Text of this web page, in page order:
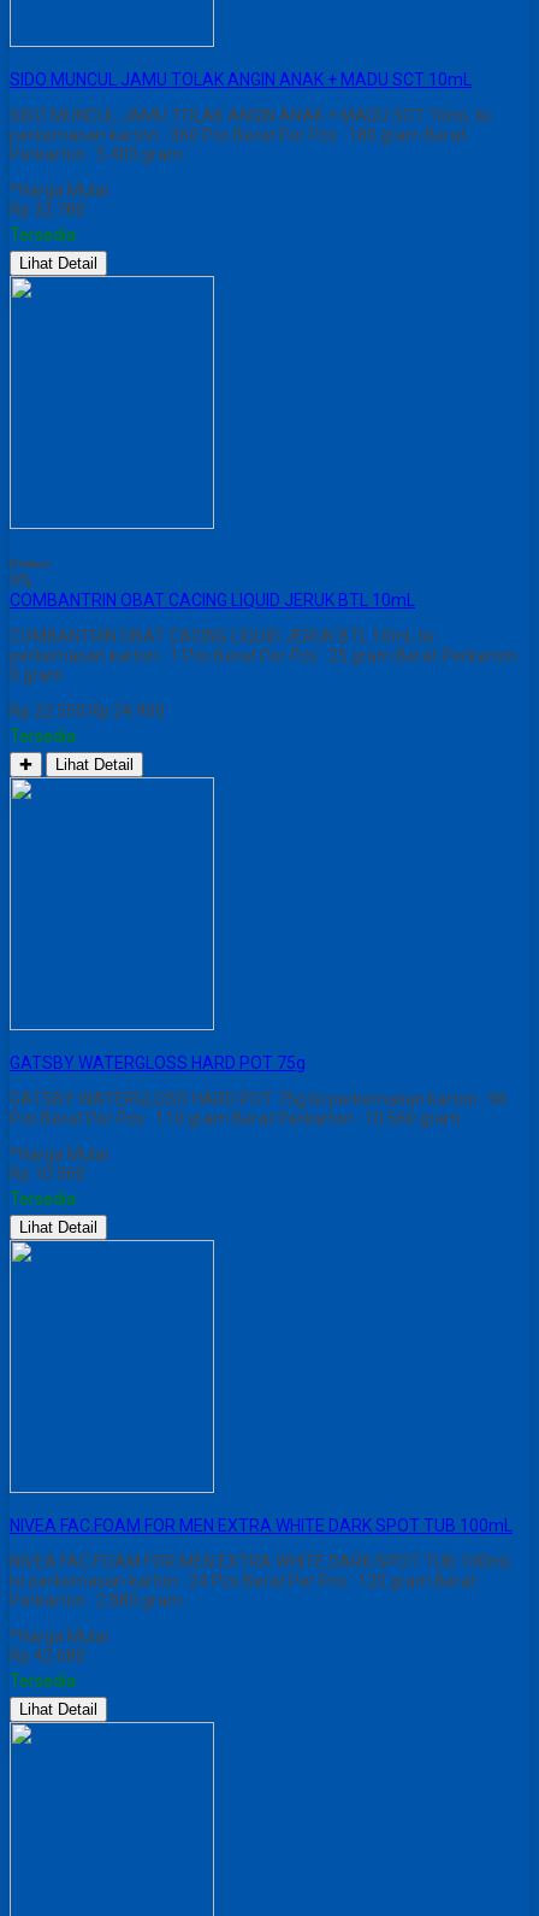
SIDO MUNCUL JAMU TOLAK ANGIN ANAK + MADU SCT 10mL
SIDO MUNCUL JAMU TOLAK ANGIN ANAK + MADU SCT 10mL Isi
perkemasan karton : 360 Pcs Berat Per Pcs : 180 gram Berat
Perkarton : 5.400 gram
*Harga Mulai
Rp 32.780
Tersedia
Lihat Detail
Diskon
9%
COMBANTRIN OBAT CACING LIQUID JERUK BTL 10mL
COMBANTRIN OBAT CACING LIQUID JERUK BTL 10mL Isi
perkemasan karton : 1 Pcs Berat Per Pcs : 25 gram Berat Perkarton :
0 gram
Rp 22.550 Rp 24.900
Tersedia
✚ Lihat Detail
GATSBY WATERGLOSS HARD POT 75g
GATSBY WATERGLOSS HARD POT 75g Isi perkemasan karton : 96
Pcs Berat Per Pcs : 110 gram Berat Perkarton : 10.560 gram
*Harga Mulai
Rp 10.560
Tersedia
Lihat Detail
NIVEA FAC.FOAM FOR MEN EXTRA WHITE DARK SPOT TUB 100mL
NIVEA FAC.FOAM FOR MEN EXTRA WHITE DARK SPOT TUB 100mL
Isi perkemasan karton : 24 Pcs Berat Per Pcs : 120 gram Berat
Perkarton : 2.880 gram
*Harga Mulai
Rp 42.680
Tersedia
Lihat Detail